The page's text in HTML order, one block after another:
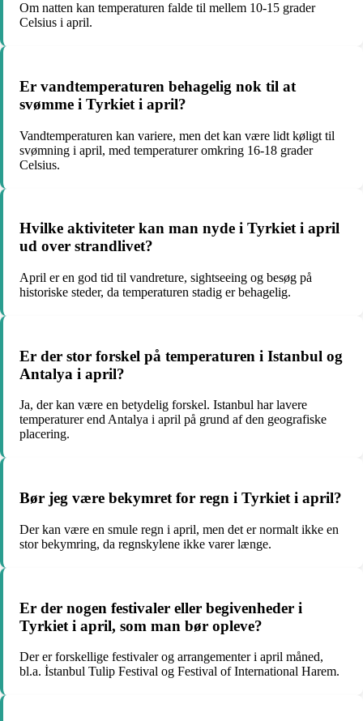
Om natten kan temperaturen falde til mellem 10-15 grader
Celsius i april.
Er vandtemperaturen behagelig nok til at
svømme i Tyrkiet i april?
Vandtemperaturen kan variere, men det kan være lidt køligt til
svømning i april, med temperaturer omkring 16-18 grader
Celsius.
Hvilke aktiviteter kan man nyde i Tyrkiet i april
ud over strandlivet?
April er en god tid til vandreture, sightseeing og besøg på
historiske steder, da temperaturen stadig er behagelig.
Er der stor forskel på temperaturen i Istanbul og
Antalya i april?
Ja, der kan være en betydelig forskel. Istanbul har lavere
temperaturer end Antalya i april på grund af den geografiske
placering.
Bør jeg være bekymret for regn i Tyrkiet i april?
Der kan være en smule regn i april, men det er normalt ikke en
stor bekymring, da regnskylene ikke varer længe.
Er der nogen festivaler eller begivenheder i
Tyrkiet i april, som man bør opleve?
Der er forskellige festivaler og arrangementer i april måned,
bl.a. İstanbul Tulip Festival og Festival of International Harem.